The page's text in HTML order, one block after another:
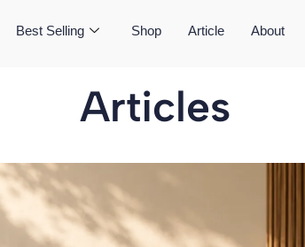
Best Selling Shop Article About
Articles